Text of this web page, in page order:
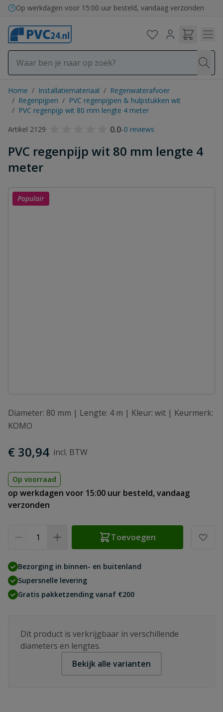
Ga naar de inhoud
Bezorging in binnen- en buitenland
Op werkdagen voor 15:00 uur besteld, vandaag verzonden
Home / Installatiemateriaal / Regenwaterafvoer
/ Regenpijpen / PVC regenpijpen & hulpstukken wit
/ PVC regenpijp wit 80 mm lengte 4 meter
Artikel 2129
0.0-0 reviews
PVC regenpijp wit 80 mm lengte 4
meter
Populair
Diameter: 80 mm | Lengte: 4 m | Kleur: wit | Keurmerk:
KOMO
€ 30,94
Op voorraad
op werkdagen voor 15:00 uur besteld, vandaag
verzonden
Toevoegen
Bezorging in binnen- en buitenland
Supersnelle levering
Gratis pakketzending vanaf €200
Dit product is verkrijgbaar in verschillende
diameters en lengtes.
Bekijk alle varianten